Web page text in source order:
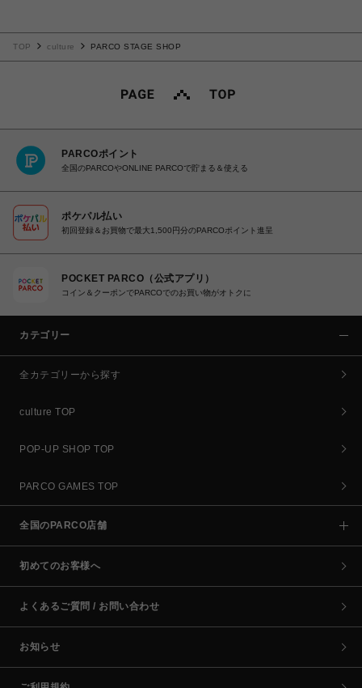
TOP culture PARCO STAGE SHOP
PARCOポイント
全国のPARCOやONLINE PARCOで貯まる＆使える
ポケパル払い
初回登録＆お買物で最大1,500円分のPARCOポイント進呈
POCKET PARCO（公式アプリ）
コイン＆クーポンでPARCOでのお買い物がオトクに
カテゴリー
全カテゴリーから探す
culture TOP
POP-UP SHOP TOP
PARCO GAMES TOP
全国のPARCO店舗
初めてのお客様へ
よくあるご質問 / お問い合わせ
お知らせ